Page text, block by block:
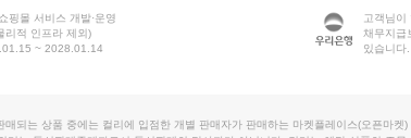
핑몰 서비스 개발·운영
리적 인프라 제외)
~ 2028.01.14
고객님이
채무지급
있습니다.
매되는 상품 중에는 컬리에 입점한 개별 판매자가 판매하는 마켓플레이스(오픈마켓)